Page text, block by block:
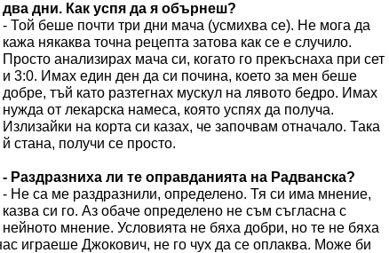
два дни. Как успя да я обърнеш?
- Той беше почти три дни мача (усмихва се). Не мога да
кажа някаква точна рецепта затова как се е случило.
Просто анализирах мача си, когато го прекъснаха при сет
и 3:0. Имах един ден да си почина, което за мен беше
добре, тъй като разтегнах мускул на лявото бедро. Имах
нужда от лекарска намеса, която успях да получа.
Излизайки на корта си казах, че започвам отначало. Така
й стана, получи се просто.
- Раздразниха ли те оправданията на Радванска?
- Не са ме раздразнили, определено. Тя си има мнение,
казва си го. Аз обаче определено не съм съгласна с
нейното мнение. Условията не бяха добри, но те не бяха
играеше Джокович, не го чух да се оплаква. Може би